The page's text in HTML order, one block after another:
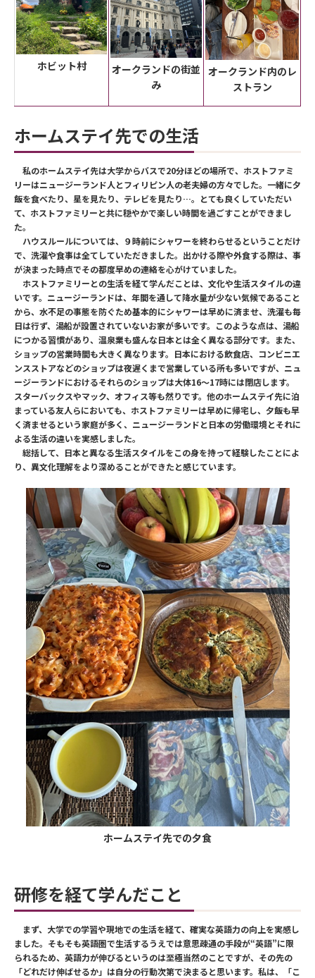
ホビット村
オークランドの街並
み
オークランド内のレ
ストラン
ホームステイ先での生活
私のホームステイ先は大学からバスで20分ほどの場所で、ホストファミ
リーはニュージーランド人とフィリピン人の老夫婦の方々でした。一緒に夕
飯を食べたり、星を見たり、テレビを見たり…。とても良くしていただい
て、ホストファミリーと共に穏やかで楽しい時間を過ごすことができまし
た。
ハウスルールについては、９時前にシャワーを終わらせるということだけ
で、洗濯や食事は全てしていただきました。出かける際や外食する際は、事
が決まった時点でその都度早めの連絡を心がけていました。
ホストファミリーとの生活を経て学んだことは、文化や生活スタイルの違
いです。ニュージーランドは、年間を通して降水量が少ない気候であること
から、水不足の事態を防ぐため基本的にシャワーは早めに済ませ、洗濯も毎
日は行ず、湯船が設置されていないお家が多いです。このような点は、湯船
につかる習慣があり、温泉業も盛んな日本とは全く異なる部分です。また、
ショップの営業時間も大きく異なります。日本における飲食店、コンビニエ
ンスストアなどのショップは夜遅くまで営業している所も多いですが、ニュ
ージーランドにおけるそれらのショップは大体16～17時には閉店します。
スターバックスやマック、オフィス等も然りです。他のホームステイ先に泊
まっている友人らにおいても、ホストファミリーは早めに帰宅し、夕飯も早
く済ませるという家庭が多く、ニュージーランドと日本の労働環境とそれに
よる生活の違いを実感しました。
総括して、日本と異なる生活スタイルをこの身を持って経験したことによ
り、異文化理解をより深めることができたと感じています。
ホームステイ先での夕食
研修を経て学んだこと
まず、大学での学習や現地での生活を経て、確実な英語力の向上を実感し
ました。そもそも英語圏で生活するうえでは意思疎通の手段が“英語”に限
られるため、英語力が伸びるというのは至極当然のことですが、その先の
「どれだけ伸ばせるか」は自分の行動次第で決まると思います。私は、「こ